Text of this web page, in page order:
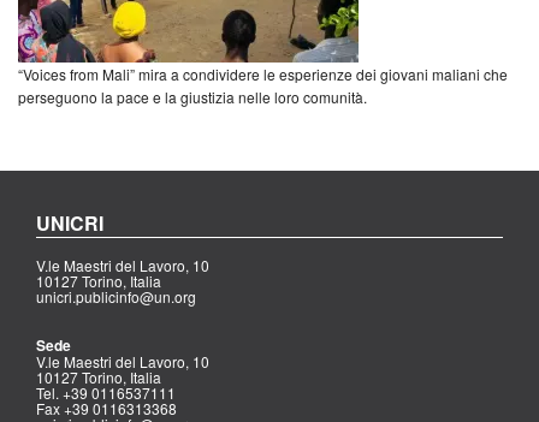
“Voices from Mali” mira a condividere le esperienze dei giovani maliani che
perseguono la pace e la giustizia nelle loro comunità.
UNICRI
V.le Maestri del Lavoro, 10
10127 Torino, Italia
unicri.publicinfo@un.org
Sede
V.le Maestri del Lavoro, 10
10127 Torino, Italia
Tel. +39 0116537111
Fax +39 0116313368